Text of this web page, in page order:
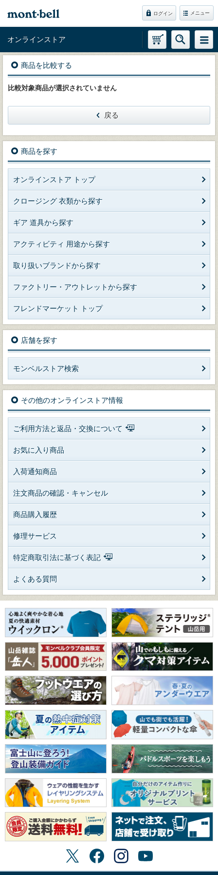
ログイン メニュー
オンラインストア
商品を比較する
比較対象商品が選択されていません
戻る
商品を探す
オンラインストア トップ
クロージング 衣類から探す
ギア 道具から探す
アクティビティ 用途から探す
取り扱いブランドから探す
ファクトリー・アウトレットから探す
フレンドマーケット トップ
店舗を探す
モンベルストア検索
その他のオンラインストア情報
ご利用方法と返品・交換について
お気に入り商品
入荷通知商品
注文商品の確認・キャンセル
商品購入履歴
修理サービス
特定商取引法に基づく表記
よくある質問